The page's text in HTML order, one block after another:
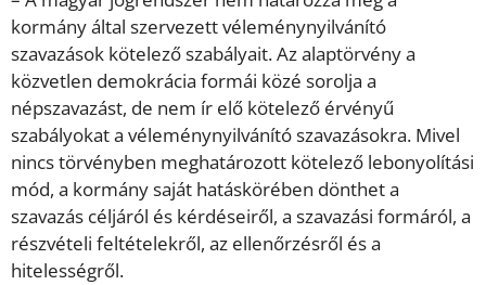
kormány által szervezett véleménynyilvánító
szavazások kötelező szabályait. Az alaptörvény a
közvetlen demokrácia formái közé sorolja a
népszavazást, de nem ír elő kötelező érvényű
szabályokat a véleménynyilvánító szavazásokra. Mivel
nincs törvényben meghatározott kötelező lebonyolítási
mód, a kormány saját hatáskörében dönthet a
szavazás céljáról és kérdéseiről, a szavazási formáról, a
részvételi feltételekről, az ellenőrzésről és a
hitelességről.